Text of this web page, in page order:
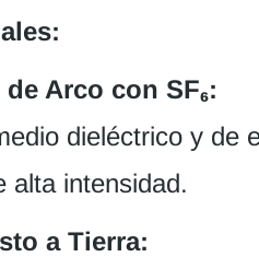
Arco con SF₆:
dieléctrico y de
alta intensidad.
a Tierra: